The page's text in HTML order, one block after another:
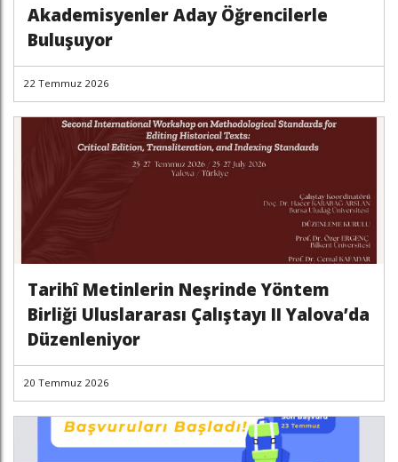
Akademisyenler Aday Öğrencilerle
Buluşuyor
22 Temmuz 2026
Tarihî Metinlerin Neşrinde Yöntem
Birliği Uluslararası Çalıştayı II Yalova’da
Düzenleniyor
20 Temmuz 2026